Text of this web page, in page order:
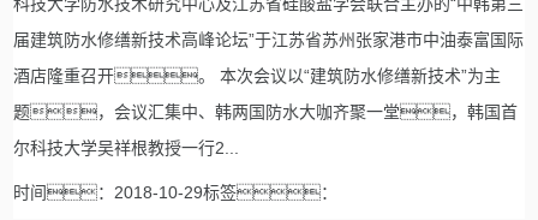
科技大学防水技术研究中心及江苏省硅酸盐学会联合主办的“中韩第三
届建筑防水修缮新技术高峰论坛”于江苏省苏州张家港市中油泰富国际
酒店隆重召开。 本次会议以“建筑防水修缮新技术”为主
题，会议汇集中、韩两国防水大咖齐聚一堂，韩国首
尔科技大学吴祥根教授一行2...
时间：2018-10-29标签：